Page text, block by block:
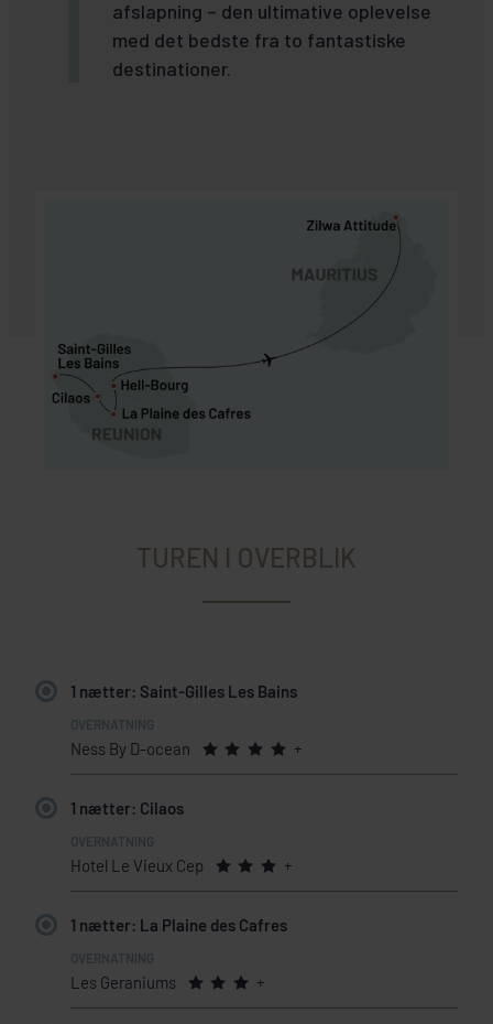
afslapning – den ultimative oplevelse
med det bedste fra to fantastiske
destinationer.
TUREN I OVERBLIK
1 nætter: Saint-Gilles Les Bains
Ness By D-ocean +
1 nætter: Cilaos
Hotel Le Vieux Cep +
1 nætter: La Plaine des Cafres
Les Geraniums +